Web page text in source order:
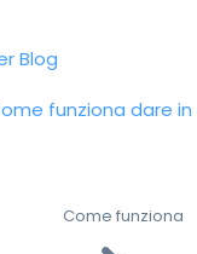
Blog
funziona dare in
Come funziona